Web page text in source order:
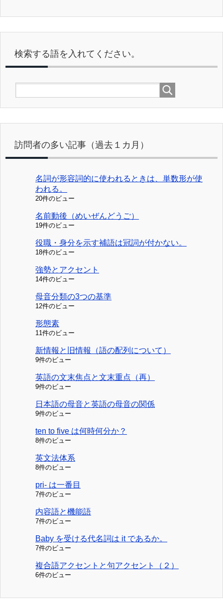
検索する語を入れてください。
訪問者の多い記事（過去１カ月）
名詞が形容詞的に使われるときは、単数形が使
われる。
20件のビュー
名前動後（めいぜんどうご）
19件のビュー
役職・身分を示す補語は冠詞が付かない。
18件のビュー
強勢とアクセント
14件のビュー
母音分類の3つの基準
12件のビュー
形態素
11件のビュー
新情報と旧情報（語の配列について）
9件のビュー
英語の文末焦点と文末重点（再）
9件のビュー
日本語の母音と英語の母音の関係
9件のビュー
ten to five は何時何分か？
8件のビュー
英文法体系
8件のビュー
pri- は一番目
7件のビュー
内容語と機能語
7件のビュー
Baby を受ける代名詞は it であるか。
7件のビュー
複合語アクセントと句アクセント（２）
6件のビュー